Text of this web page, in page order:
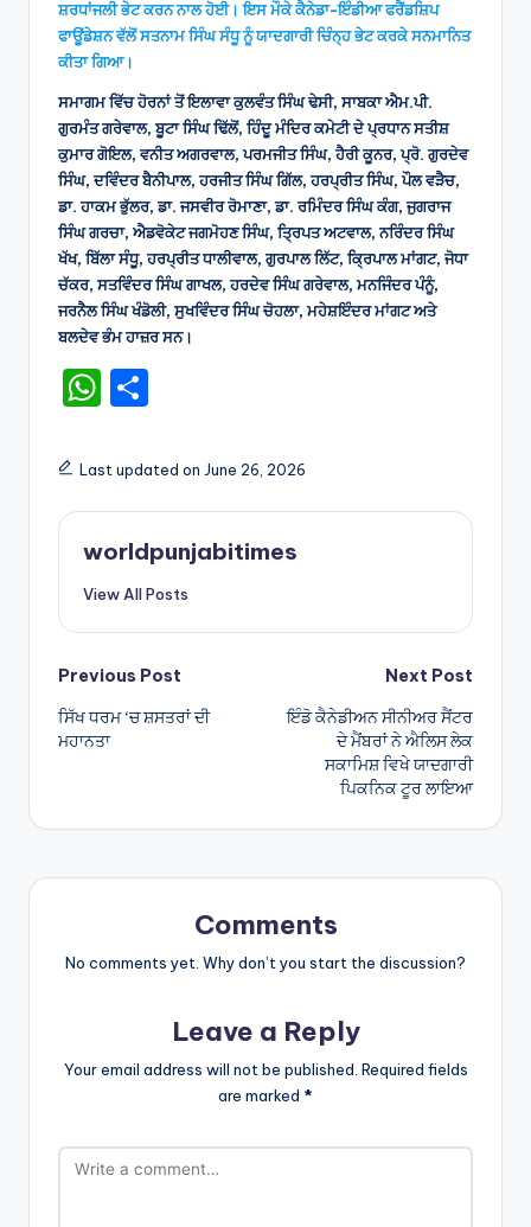
ਸ਼ਰਧਾਂਜਲੀ ਭੇਟ ਕਰਨ ਨਾਲ ਹੋਈ। ਇਸ ਮੌਕੇ ਕੈਨੇਡਾ-ਇੰਡੀਆ ਫਰੈਂਡਸ਼ਿਪ
ਫਾਊਂਡੇਸ਼ਨ ਵੱਲੋਂ ਸਤਨਾਮ ਸਿੰਘ ਸੰਧੂ ਨੂੰ ਯਾਦਗਾਰੀ ਚਿੰਨ੍ਹ ਭੇਟ ਕਰਕੇ ਸਨਮਾਨਿਤ
ਕੀਤਾ ਗਿਆ।
ਸਮਾਗਮ ਵਿੱਚ ਹੋਰਨਾਂ ਤੋਂ ਇਲਾਵਾ ਕੁਲਵੰਤ ਸਿੰਘ ਢੇਸੀ, ਸਾਬਕਾ ਐਮ.ਪੀ.
ਗੁਰਮੰਤ ਗਰੇਵਾਲ, ਬੂਟਾ ਸਿੰਘ ਢਿੱਲੋਂ, ਹਿੰਦੂ ਮੰਦਿਰ ਕਮੇਟੀ ਦੇ ਪ੍ਰਧਾਨ ਸਤੀਸ਼
ਕੁਮਾਰ ਗੋਇਲ, ਵਨੀਤ ਅਗਰਵਾਲ, ਪਰਮਜੀਤ ਸਿੰਘ, ਹੈਰੀ ਕੂਨਰ, ਪ੍ਰੋ. ਗੁਰਦੇਵ
ਸਿੰਘ, ਦਵਿੰਦਰ ਬੈਨੀਪਾਲ, ਹਰਜੀਤ ਸਿੰਘ ਗਿੱਲ, ਹਰਪ੍ਰੀਤ ਸਿੰਘ, ਪੌਲ ਵੜੈਚ,
ਡਾ. ਹਾਕਮ ਭੁੱਲਰ, ਡਾ. ਜਸਵੀਰ ਰੋਮਾਣਾ, ਡਾ. ਰਮਿੰਦਰ ਸਿੰਘ ਕੰਗ, ਜੁਗਰਾਜ
ਸਿੰਘ ਗਰਚਾ, ਐਡਵੋਕੇਟ ਜਗਮੋਹਣ ਸਿੰਘ, ਤ੍ਰਿਪਤ ਅਟਵਾਲ, ਨਰਿੰਦਰ ਸਿੰਘ
ਖੱਖ, ਬਿੱਲਾ ਸੰਧੂ, ਹਰਪ੍ਰੀਤ ਧਾਲੀਵਾਲ, ਗੁਰਪਾਲ ਲਿੱਟ, ਕ੍ਰਿਪਾਲ ਮਾਂਗਟ, ਜੋਧਾ
ਚੱਕਰ, ਸਤਵਿੰਦਰ ਸਿੰਘ ਗਾਖਲ, ਹਰਦੇਵ ਸਿੰਘ ਗਰੇਵਾਲ, ਮਨਜਿੰਦਰ ਪੰਨੂੰ,
ਜਰਨੈਲ ਸਿੰਘ ਖੰਡੋਲੀ, ਸੁਖਵਿੰਦਰ ਸਿੰਘ ਚੋਹਲਾ, ਮਹੇਸ਼ਇੰਦਰ ਮਾਂਗਟ ਅਤੇ
ਬਲਦੇਵ ਭੰਮ ਹਾਜ਼ਰ ਸਨ।
W
a
ts
A
p
ar
e
Last updated on June 26, 2026
worldpunjabitimes
View All Posts
Post
navigation
Previous Post
ਸਿੱਖ ਧਰਮ ‘ਚ ਸ਼ਸਤਰਾਂ ਦੀ
ਮਹਾਨਤਾ
Next Post
ਇੰਡੋ ਕੈਨੇਡੀਅਨ ਸੀਨੀਅਰ ਸੈਂਟਰ
ਦੇ ਮੈਂਬਰਾਂ ਨੇ ਐਲਿਸ ਲੇਕ
ਸਕਾਮਿਸ਼ ਵਿਖੇ ਯਾਦਗਾਰੀ
ਪਿਕਨਿਕ ਟੂਰ ਲਾਇਆ
Comments
No comments yet. Why don’t you start the discussion?
Leave a Reply
Your email address will not be published. Required fields
are marked *